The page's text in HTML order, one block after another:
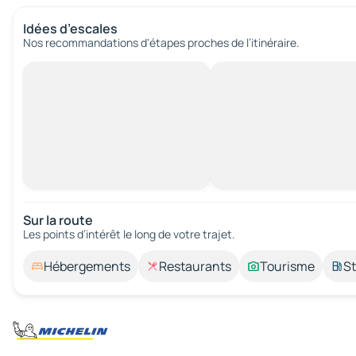
Idées d’escales
Nos recommandations d'étapes proches de l’itinéraire.
Sur la route
Les points d’intérêt le long de votre trajet.
Hébergements Restaurants Tourisme